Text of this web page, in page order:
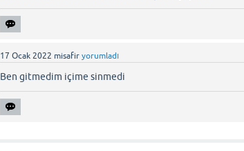
17 Ocak 2022 misafir yorumladı
Ben gitmedim içime sinmedi